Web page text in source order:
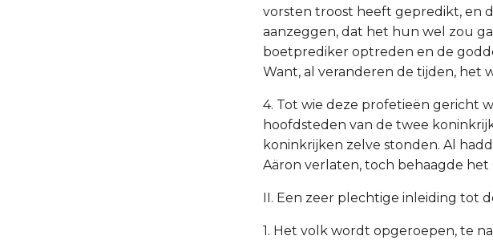
vorsten troost heeft gepredikt, en
aanzeggen, dat het hun wel zou
boetprediker optreden en de
Want, al veranderen de tijden, het
4. Tot wie deze profetieën gericht
hoofdsteden van de twee
koninkrijken zelve stonden. Al
Aäron verlaten, toch behaagde
II. Een zeer plechtige inleiding tot
1. Het volk wordt opgeroepen, te